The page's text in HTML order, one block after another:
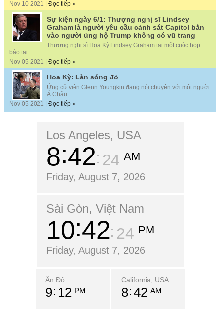
Nov 10 2021 | Đọc tiếp »
Sự kiện ngày 6/1: Thượng nghị sĩ Lindsey
Graham là người yêu cầu cảnh sát Capitol bắn
vào người ủng hộ Trump không có vũ trang
Thượng nghị sĩ Hoa Kỳ Lindsey Graham tại một cuộc họp
báo tại...
Nov 05 2021 | Đọc tiếp »
Hoa Kỳ: Làn sóng đỏ
Ứng cử viên Glenn Youngkin đang nói chuyện với một người
Á Châu:...
Nov 05 2021 | Đọc tiếp »
Los Angeles, USA
8 42 26 AM
Friday, August 7, 2026
Sài Gòn, Việt Nam
10 42 26 PM
Friday, August 7, 2026
Ấn Độ
9 12 PM
California, USA
8 42 AM